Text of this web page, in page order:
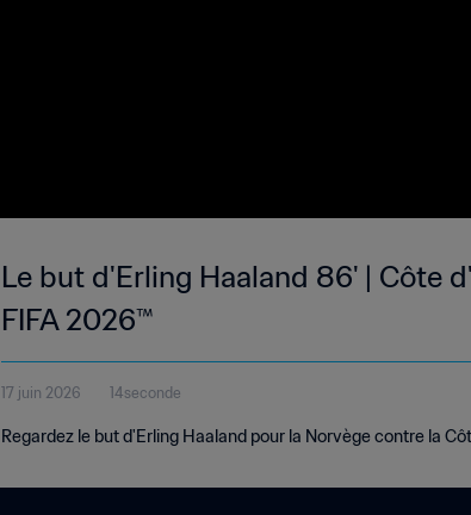
Le but d'Erling Haaland 86' | Côte
FIFA 2026™
17 juin 2026 14seconde
Regardez le but d'Erling Haaland pour la Norvège contre la